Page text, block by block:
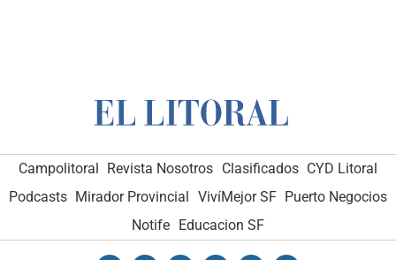
Campolitoral Revista Nosotros Clasificados CYD Litoral
Podcasts Mirador Provincial VivíMejor SF Puerto Negocios
Notife Educacion SF